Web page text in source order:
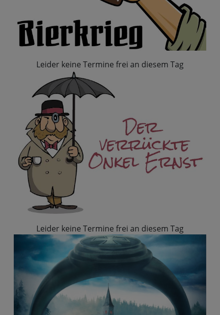
Leider keine Termine frei an diesem Tag
Leider keine Termine frei an diesem Tag